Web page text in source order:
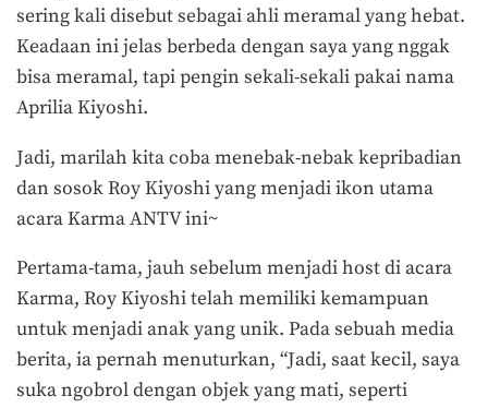
sering kali disebut sebagai ahli meramal yang hebat.
Keadaan ini jelas berbeda dengan saya yang nggak
bisa meramal, tapi pengin sekali-sekali pakai nama
Aprilia Kiyoshi.
Jadi, marilah kita coba menebak-nebak kepribadian
dan sosok Roy Kiyoshi yang menjadi ikon utama
acara Karma ANTV ini~
Pertama-tama, jauh sebelum menjadi host di acara
Karma, Roy Kiyoshi telah memiliki kemampuan
untuk menjadi anak yang unik. Pada sebuah media
berita, ia pernah menuturkan, “Jadi, saat kecil, saya
suka ngobrol dengan objek yang mati, seperti